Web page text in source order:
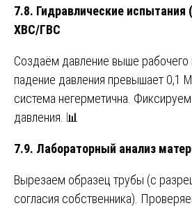
7.8. Гидравлические испытания
ХВС/ГВС
Создаём давление выше рабочего
падение давления превышает 0,1
система негерметична.
давления. 📊
7.9. Лабораторный анализ
Вырезаем образец трубы (с
согласия собственника).